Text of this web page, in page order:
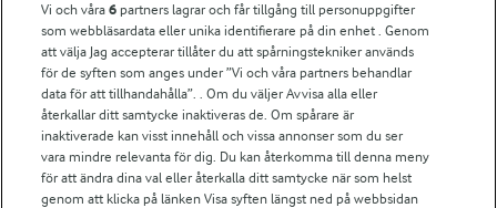
För ägare
Arlas kundportal
Arla.com
Falbygdens Ost
Arla webbshop
Bildbank
Vi och våra6 partners lagrar och får tillgång till personuppgifter
som webbläsardata eller unika identifierare på din enhet . Genom
att välja Jag accepterar tillåter du att spårningstekniker används
för de syften som anges under ”Vi och våra partners behandlar
data för att tillhandahålla”. . Om du väljer Avvisa alla eller
återkallar ditt samtycke inaktiveras de. Om spårare är
inaktiverade kan visst innehåll och vissa annonser som du ser
vara mindre relevanta för dig. Du kan återkomma till denna meny
för att ändra dina val eller återkalla ditt samtycke när som helst
genom att klicka på länken Visa syften längst ned på webbsidan